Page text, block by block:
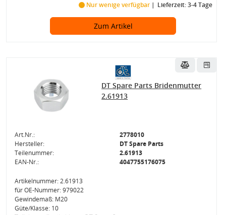
Nur wenige verfügbar Lieferzeit: 3-4 Tage
Zum Artikel
DT Spare Parts Bridenmutter
2.61913
Art.Nr.:
2778010
Hersteller:
DT Spare Parts
Teilenummer:
2.61913
EAN-Nr.:
4047755176075
Artikelnummer: 2.61913
für OE-Nummer: 979022
Gewindemaß: M20
Güte/Klasse: 10